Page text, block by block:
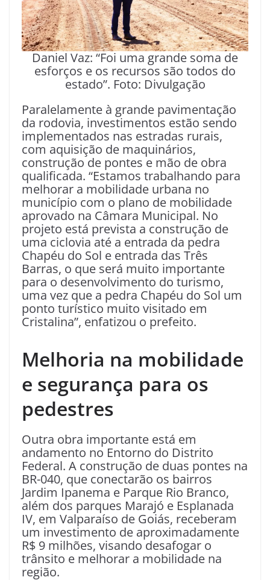
Daniel Vaz: “Foi uma grande soma de
esforços e os recursos são todos do
estado”. Foto: Divulgação
Paralelamente à grande pavimentação
da rodovia, investimentos estão sendo
implementados nas estradas rurais,
com aquisição de maquinários,
construção de pontes e mão de obra
qualificada. “Estamos trabalhando para
melhorar a mobilidade urbana no
município com o plano de mobilidade
aprovado na Câmara Municipal. No
projeto está prevista a construção de
uma ciclovia até a entrada da pedra
Chapéu do Sol e entrada das Três
Barras, o que será muito importante
para o desenvolvimento do turismo,
uma vez que a pedra Chapéu do Sol um
ponto turístico muito visitado em
Cristalina”, enfatizou o prefeito.
Melhoria na mobilidade
e segurança para os
pedestres
Outra obra importante está em
andamento no Entorno do Distrito
Federal. A construção de duas pontes na
BR-040, que conectarão os bairros
Jardim Ipanema e Parque Rio Branco,
além dos parques Marajó e Esplanada
IV, em Valparaíso de Goiás, receberam
um investimento de aproximadamente
R$ 9 milhões, visando desafogar o
trânsito e melhorar a mobilidade na
região.